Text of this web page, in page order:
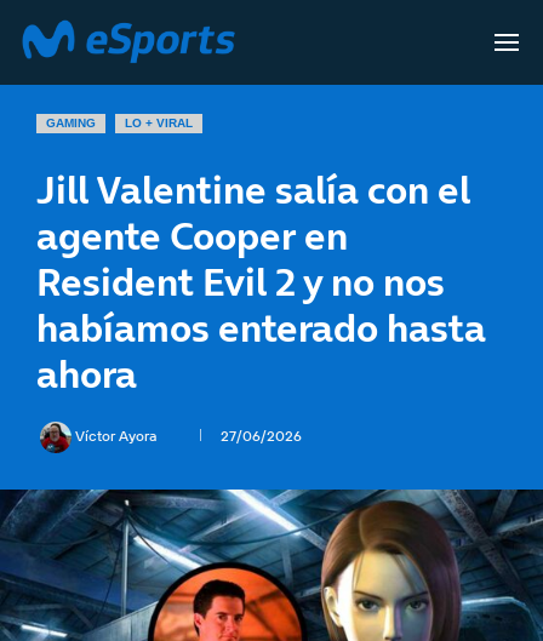
GAMING LO + VIRAL
Jill Valentine salía con el
agente Cooper en
Resident Evil 2 y no nos
habíamos enterado hasta
ahora
Víctor Ayora 27/06/2026